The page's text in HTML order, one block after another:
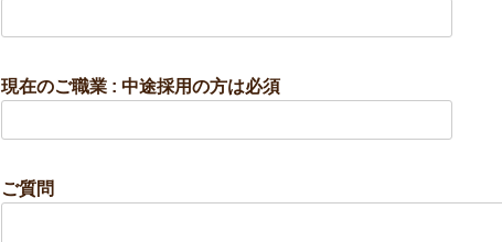
現在のご職業 : 中途採用の方は必須
ご質問